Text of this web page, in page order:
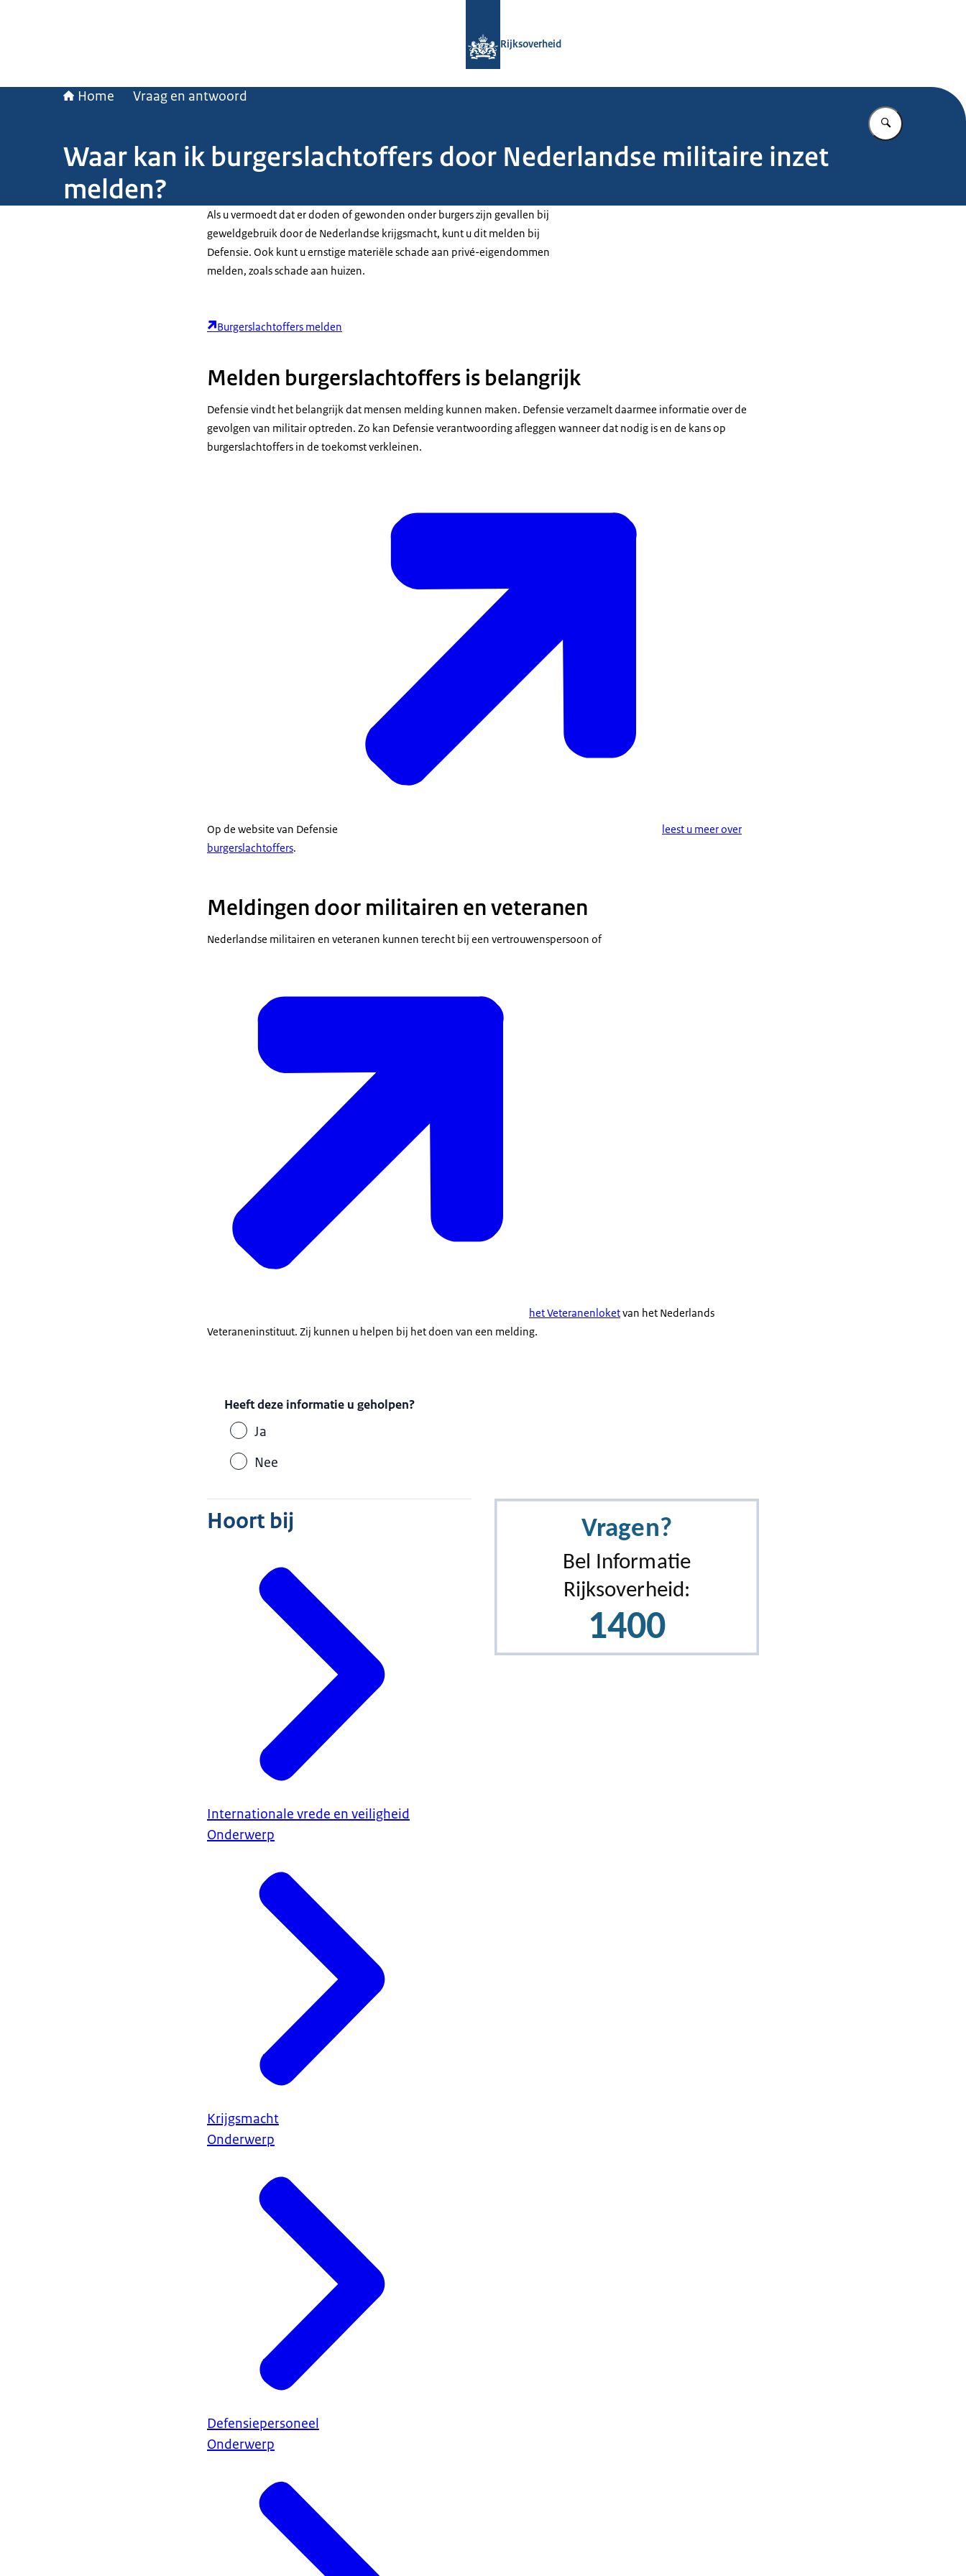
Rijksoverheid
Home Vraag en antwoord
Vul in wat u
Waar kan ik burgerslachtoffers door Nederlandse militaire inzet
melden?
Als u vermoedt dat er doden of gewonden onder burgers zijn gevallen bij
geweldgebruik door de Nederlandse krijgsmacht, kunt u dit melden bij
Defensie. Ook kunt u ernstige materiële schade aan privé-eigendommen
melden, zoals schade aan huizen.
Burgerslachtoffers melden
Melden burgerslachtoffers is belangrijk
Defensie vindt het belangrijk dat mensen melding kunnen maken. Defensie verzamelt daarmee informatie over de
gevolgen van militair optreden. Zo kan Defensie verantwoording afleggen wanneer dat nodig is en de kans op
burgerslachtoffers in de toekomst verkleinen.
Op de website van Defensie
leest u meer over
burgerslachtoffers.
Meldingen door militairen en veteranen
Nederlandse militairen en veteranen kunnen terecht bij een vertrouwenspersoon of
het Veteranenloketvan het Nederlands
Veteraneninstituut. Zij kunnen u helpen bij het doen van een melding.
Heeft deze informatie u geholpen?
Ja
Nee
Hoort bij
Internationale vrede en veiligheid
Onderwerp
Krijgsmacht
Onderwerp
Defensiepersoneel
Onderwerp